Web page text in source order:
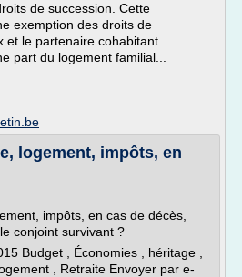
de succession. Cette
exemption des droits de
et le partenaire cohabitant
part du logement familial...
logement, impôts, en
impôts, en cas de décès,
conjoint survivant ?
Budget , Économies , héritage ,
, Retraite Envoyer par e-